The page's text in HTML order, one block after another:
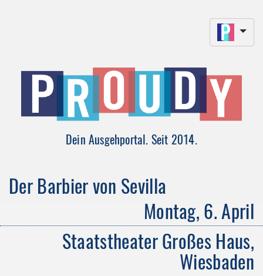
Dein Ausgehportal. Seit 2014.
Der Barbier von Sevilla
Montag, 6. April
Staatstheater Großes Haus,
Wiesbaden